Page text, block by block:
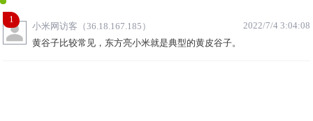
2022/7/4 3:04:08
小米网访客（36.18.167.185）
黄谷子比较常见，东方亮小米就是典型的黄皮谷子。
1